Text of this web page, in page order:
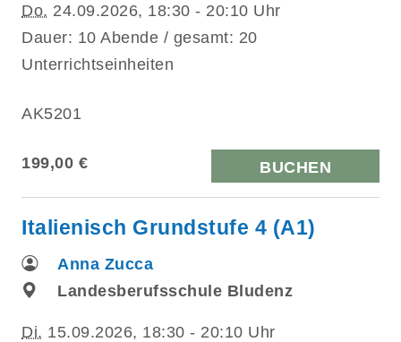
Do. 24.09.2026, 18:30 - 20:10 Uhr
Dauer: 10 Abende / gesamt: 20
Unterrichtseinheiten
AK5201
199,00 € BUCHEN
Italienisch Grundstufe 4 (A1)
Anna Zucca
Landesberufsschule Bludenz
Di. 15.09.2026, 18:30 - 20:10 Uhr